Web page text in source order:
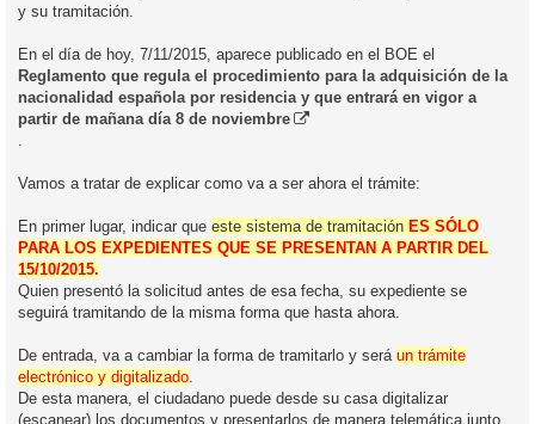
e
y su tramitación.
En el día de hoy, 7/11/2015, aparece publicado en el BOE el
Reglamento que regula el procedimiento para la adquisición de la
nacionalidad española por residencia y que entrará en vigor a
partir de mañana día 8 de noviembre
.
Vamos a tratar de explicar como va a ser ahora el trámite:
En primer lugar, indicar que este sistema de tramitación ES SÓLO
PARA LOS EXPEDIENTES QUE SE PRESENTAN A PARTIR DEL
15/10/2015.
Quien presentó la solicitud antes de esa fecha, su expediente se
seguirá tramitando de la misma forma que hasta ahora.
De entrada, va a cambiar la forma de tramitarlo y será un trámite
electrónico y digitalizado.
De esta manera, el ciudadano puede desde su casa digitalizar
(escanear) los documentos y presentarlos de manera telemática junto